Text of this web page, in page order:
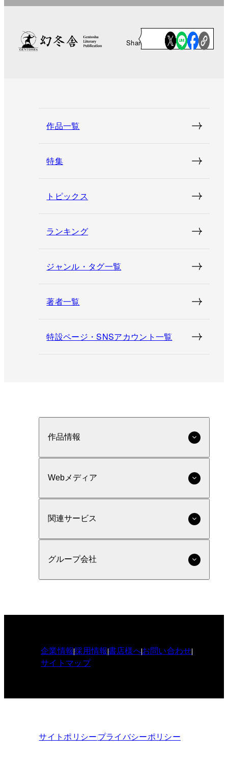
Share
作品一覧
特集
トピックス
ランキング
ジャンル・タグ一覧
著者一覧
特設ページ・SNSアカウント一覧
作品情報
Webメディア
関連サービス
グループ会社
企業情報採用情報書店様へお問い合わせ
サイトマップ
サイトポリシープライバシーポリシー